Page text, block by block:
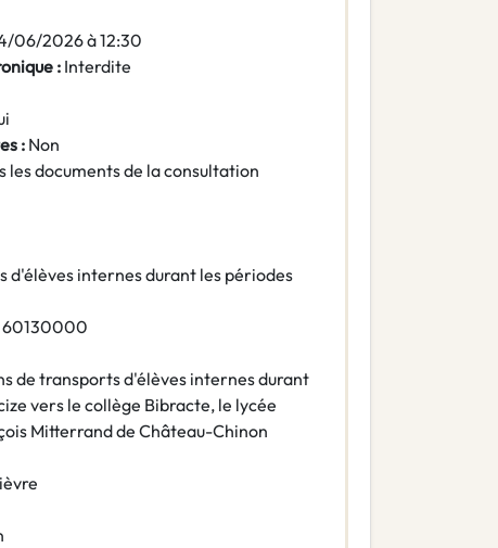
06/2026 à 12:30
: Interdite
: Non
les documents de la consultation
d'élèves internes durant les périodes
60130000
de transports d'élèves internes durant
vers le collège Bibracte, le lycée
Mitterrand de Château-Chinon